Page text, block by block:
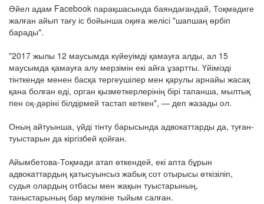
Әйел адам Facebook парақшасында баяндағандай, Тоқмәдиге
жалған айып тағу іс бойынша оқиға желісі "шапшаң өрбіп
барады".
"2017 жылы 12 маусымда күйеуімді қамауға алды, ал 15
маусымда қамауға алу мерзімін екі айға ұзартты. Үйімізді
тінткенде менен басқа тергеушілер мен қарулы арнайы жасақ
қана болған еді, орган қызметкерлерінің бірі тапанша, мылтық
пен оқ-дәріні білдірмей тастап кеткен", — деп жазады ол.
Оның айтуынша, үйді тінту барысында адвокаттарды да, туған-
туыстарын да кіргізбей қойған.
Айымбетова-Тоқмәди атап өткендей, екі апта бұрын
адвокаттардың қатысуынсыз жабық сот отырысы өткізіліп,
судья олардың отбасы мен жақын туыстарының,
таныстарының бар мүлкіне тыйым салған.